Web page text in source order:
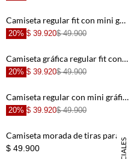
+
+
+
+
Camiseta regular fit con mini gráfico al pecho de algodón café para mujer
20% $ 39.920$ 49.900
Camiseta gráfica regular fit con print Tequila en algodón blanco para mujer
20% $ 39.920$ 49.900
Camiseta regular con mini gráfico cítrico en algodón crema para mujer
20% $ 39.920$ 49.900
Camiseta morada de tiras para mujer
$ 49.900